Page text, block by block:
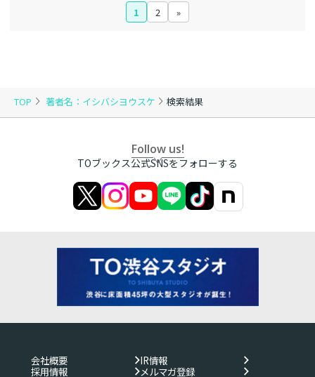
TOP 著者名：イシバシヨウスケ 検索結果
1 2 »
Follow us!
TOブックス公式SNSをフォローする
会社概要
IR情報
採用情報
メルマガ登録